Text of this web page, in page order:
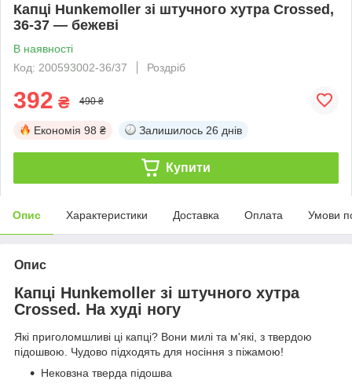
Капці Hunkemoller зі штучного хутра Crossed,
36-37 — бежеві
В наявності
Код: 200593002-36/37
Роздріб
392 ₴ 490 ₴
Економія 98 ₴ Залишилось 26 днів
Купити
Опис Характеристики Доставка Оплата Умови
Опис
Капці Hunkemoller зі штучного хутра
Crossed. На худі ногу
Які приголомшливі ці капці? Вони милі та м'які, з твердою
підошвою. Чудово підходять для носіння з піжамою!
Нековзна тверда підошва